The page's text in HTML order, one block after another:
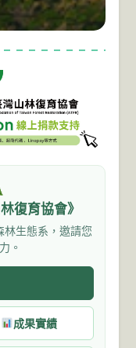
復育協會》
生態系，邀請您
。
成果實績